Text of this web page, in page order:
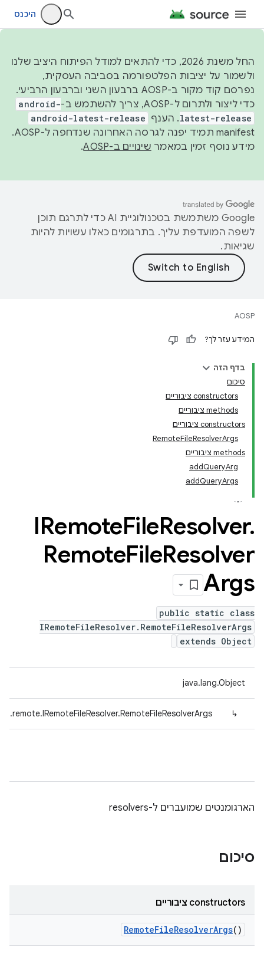
היכנס
החל משנת 2026, כדי להתאים למודל הפיתוח היציב שלנו
ולשמור על יציבות הפלטפורמה בסביבה העסקית,
נפרסם קוד מקור ב-AOSP ברבעון השני וברבעון הרביעי.
כדי ליצור ולתרום ל-AOSP, צריך להשתמש ב-
android-
latest-release. הענף android-latest-release
manifest תמיד יפנה לגרסה האחרונה שנדחפה ל-AOSP.
מידע נוסף זמין במאמר שינויים ב-AOSP .
‫Google משתמשת בטכנולוגיית AI כדי לתרגם תוכן
לשפה המועדפת עליך. בתרגומים כאלו עשויות להיות
שגיאות.
AOSP
המידע עזר לך?
בדף הזה
סיכום
‫constructors ציבוריים
‫methods ציבוריים
‫constructors ציבוריים
RemoteFileResolverArgs
‫methods ציבוריים
addQueryArg
addQueryArgs
IRemoteFileResolver.
RemoteFileResolver
Args
public static class
IRemoteFileResolver.RemoteFileResolverArgs
extends Object
java.lang.Object
↳
הארגומנטים שמועברים ל-resolvers
סיכום
‫constructors ציבוריים
RemoteFileResolverArgs()